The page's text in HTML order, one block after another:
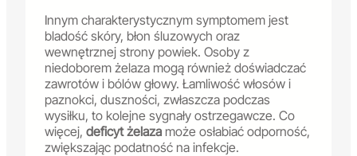
Innym charakterystycznym symptomem jest
bladość skóry, błon śluzowych oraz
wewnętrznej strony powiek. Osoby z
niedoborem żelaza mogą również doświadczać
zawrotów i bólów głowy. Łamliwość włosów i
paznokci, duszności, zwłaszcza podczas
wysiłku, to kolejne sygnały ostrzegawcze. Co
więcej, deficyt żelaza może osłabiać odporność,
zwiększając podatność na infekcje.